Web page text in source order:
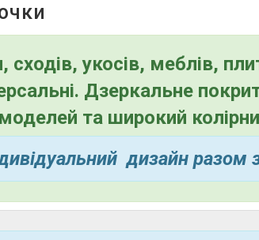
укосів, меблів,
Дзеркальне
моделей та широкий
дизайн разом